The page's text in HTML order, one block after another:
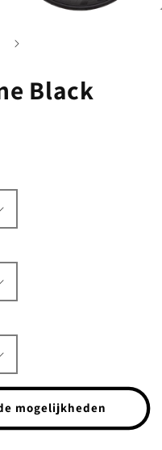
Black
mogelijkheden